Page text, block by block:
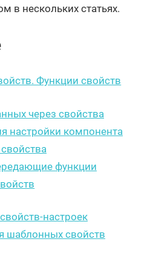
в нескольких статьях.
Функции свойств
через свойства
настройки компонента
функции
настроек
шаблонных свойств